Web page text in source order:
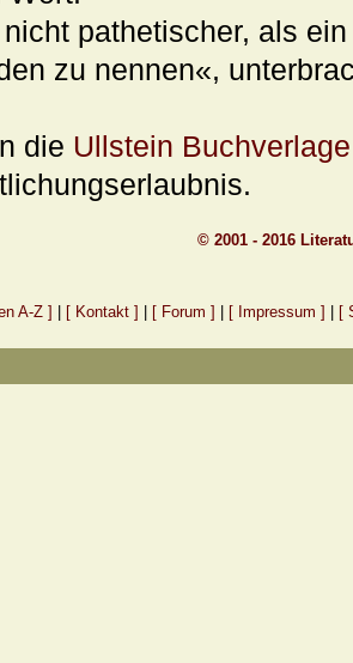
pathetischer, als
zu nennen«,
die Ullstein
© 2001 - 2016
A-Z ] [ Kontakt ] [ Forum ] [ Impressum ] [